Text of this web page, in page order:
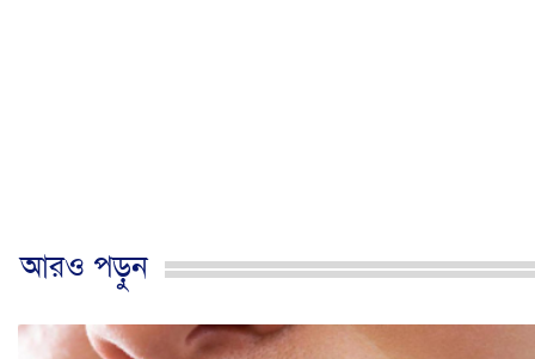
আরও পড়ুন